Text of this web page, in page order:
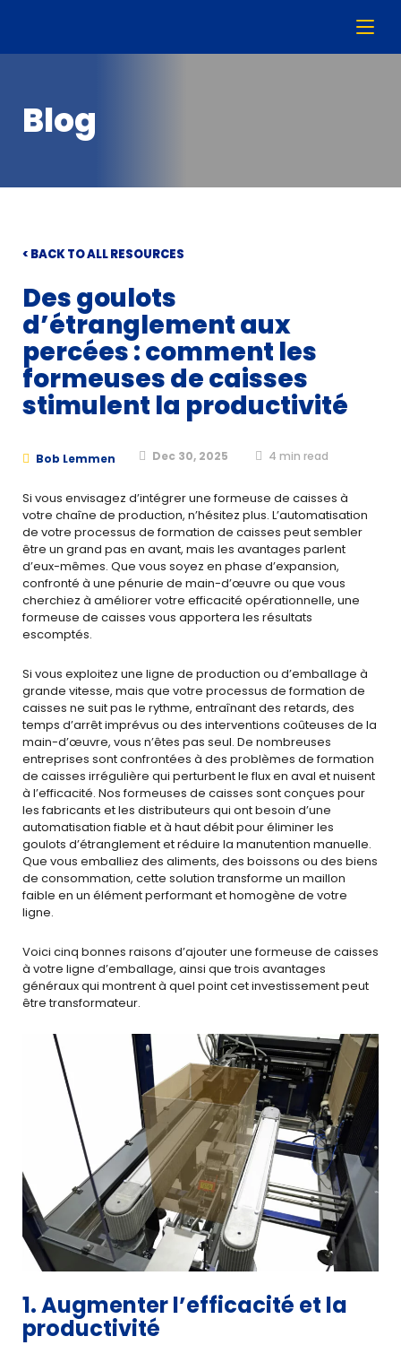
Blog
< BACK TO ALL RESOURCES
Des goulots
d’étranglement aux
percées : comment les
formeuses de caisses
stimulent la productivité
Bob Lemmen Dec 30, 2025 4 min read
Si vous envisagez d’intégrer une formeuse de caisses à
votre chaîne de production, n’hésitez plus. L’automatisation
de votre processus de formation de caisses peut sembler
être un grand pas en avant, mais les avantages parlent
d’eux-mêmes. Que vous soyez en phase d’expansion,
confronté à une pénurie de main-d’œuvre ou que vous
cherchiez à améliorer votre efficacité opérationnelle, une
formeuse de caisses vous apportera les résultats
escomptés.
Si vous exploitez une ligne de production ou d’emballage à
grande vitesse, mais que votre processus de formation de
caisses ne suit pas le rythme, entraînant des retards, des
temps d’arrêt imprévus ou des interventions coûteuses de la
main-d’œuvre, vous n’êtes pas seul. De nombreuses
entreprises sont confrontées à des problèmes de formation
de caisses irrégulière qui perturbent le flux en aval et nuisent
à l’efficacité. Nos formeuses de caisses sont conçues pour
les fabricants et les distributeurs qui ont besoin d’une
automatisation fiable et à haut débit pour éliminer les
goulots d’étranglement et réduire la manutention manuelle.
Que vous emballiez des aliments, des boissons ou des biens
de consommation, cette solution transforme un maillon
faible en un élément performant et homogène de votre
ligne.
Voici cinq bonnes raisons d’ajouter une formeuse de caisses
à votre ligne d’emballage, ainsi que trois avantages
généraux qui montrent à quel point cet investissement peut
être transformateur.
1. Augmenter l’efficacité et la
productivité